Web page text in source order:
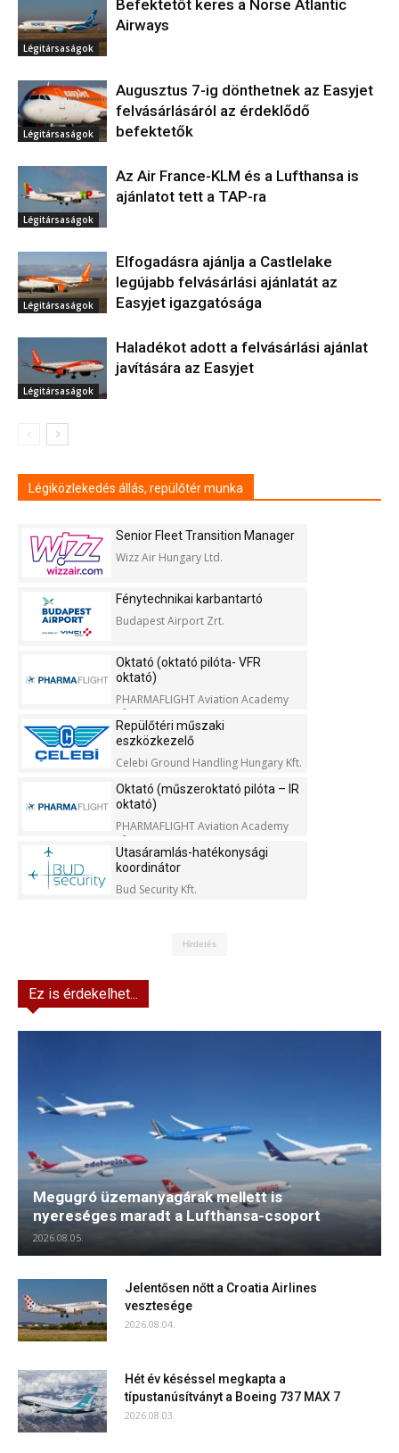
Légitársaságok
Befektetőt keres a Norse Atlantic
Airways
Légitársaságok
Augusztus 7-ig dönthetnek az Easyjet
felvásárlásáról az érdeklődő
befektetők
Légitársaságok
Az Air France-KLM és a Lufthansa is
ajánlatot tett a TAP-ra
Légitársaságok
Elfogadásra ajánlja a Castlelake
legújabb felvásárlási ajánlatát az
Easyjet igazgatósága
Légitársaságok
Haladékot adott a felvásárlási ajánlat
javítására az Easyjet
Légiközlekedés állás, repülőtér munka
Senior Fleet Transition Manager
Wizz Air Hungary Ltd.
Fénytechnikai karbantartó
Budapest Airport Zrt.
Oktató (oktató pilóta- VFR
oktató)
PHARMAFLIGHT Aviation Academy
Kft.
Repülőtéri műszaki
eszközkezelő
Celebi Ground Handling Hungary Kft.
Oktató (műszeroktató pilóta – IR
oktató)
PHARMAFLIGHT Aviation Academy
Kft.
Utasáramlás-hatékonysági
koordinátor
Bud Security Kft.
Hirdetés
Ez is érdekelhet...
Megugró üzemanyagárak mellett is
nyereséges maradt a Lufthansa-csoport
2026.08.05.
Jelentősen nőtt a Croatia Airlines
vesztesége
2026.08.04.
Hét év késéssel megkapta a
típustanúsítványt a Boeing 737 MAX 7
2026.08.03.